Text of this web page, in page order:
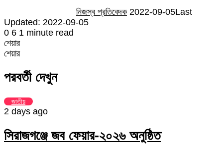
নিজস্ব প্রতিবেদক 2022-09-05Last
Updated: 2022-09-05
0 6 1 minute read
শেয়ার
Facebook
Twitter
LinkedIn
Skype
Messenger
Messenger
WhatsApp
Telegram
Share
Email
প্রিন্ট
শেয়ার
via
Email
পরবর্তী দেখুন
জাতীয়
2 days ago
সিরাজগঞ্জে জব ফেয়ার-২০২৬ অনুষ্ঠিত